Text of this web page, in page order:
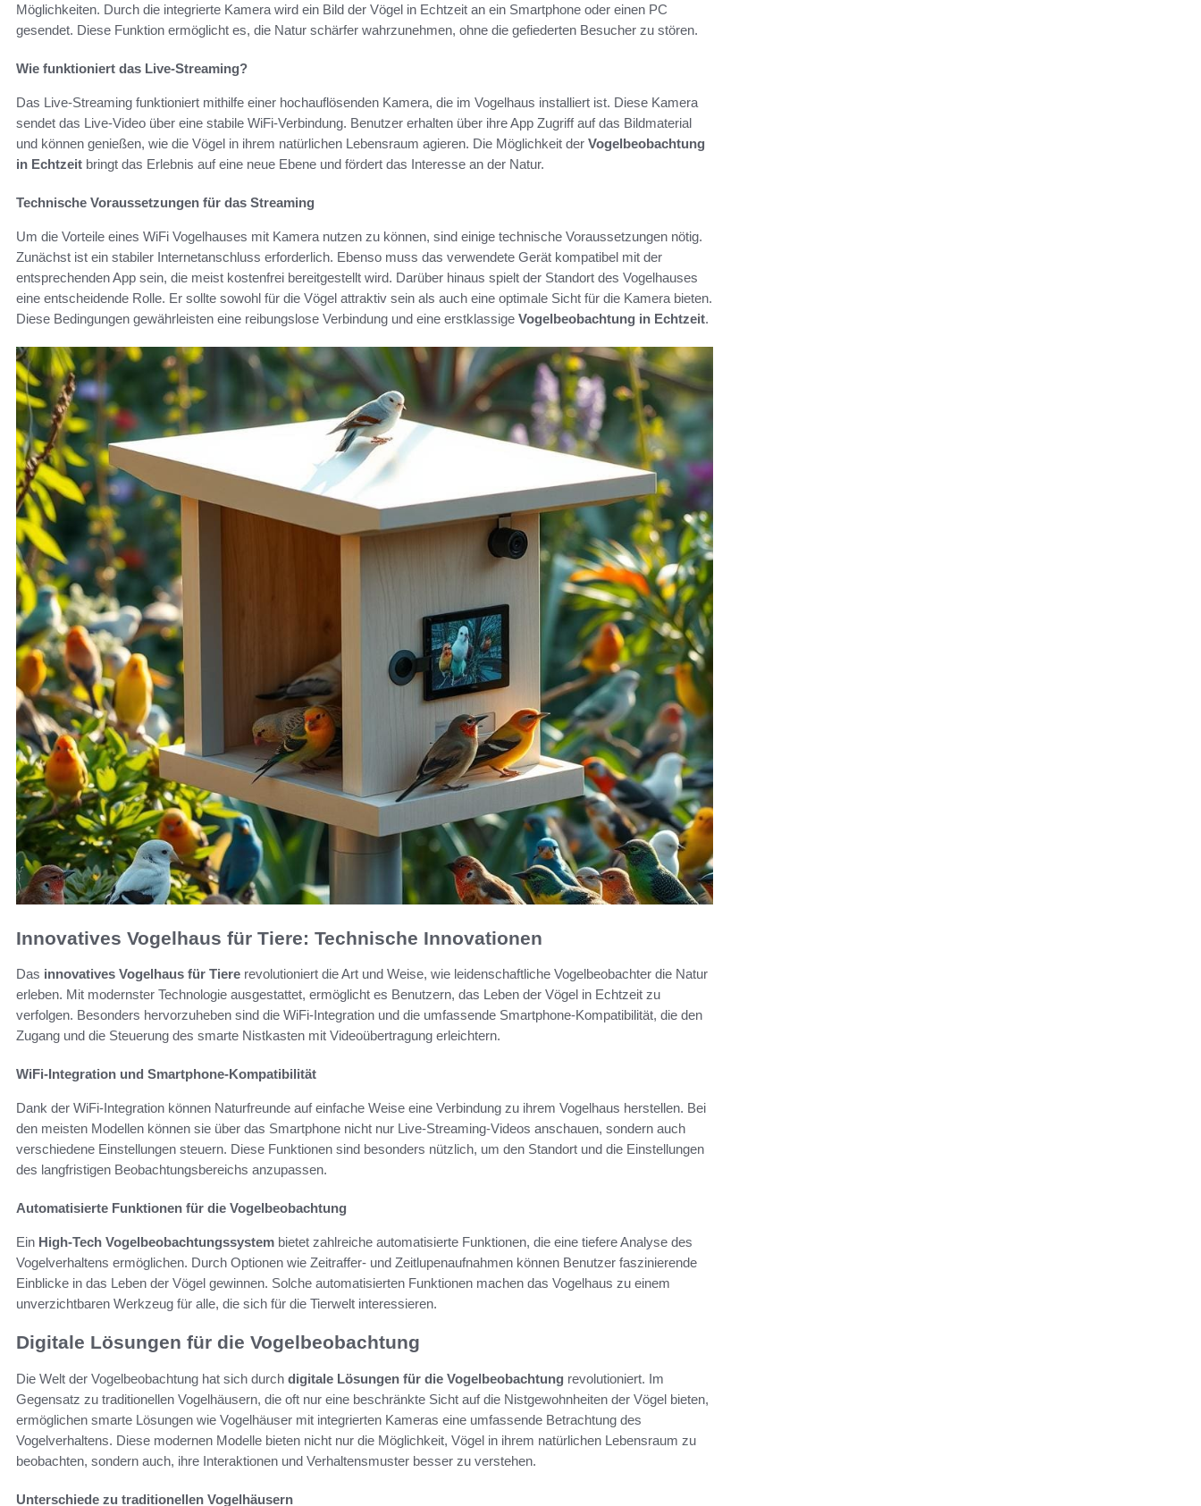
Möglichkeiten. Durch die integrierte Kamera wird ein Bild der Vögel in Echtzeit an ein Smartphone oder einen PC
gesendet. Diese Funktion ermöglicht es, die Natur schärfer wahrzunehmen, ohne die gefiederten Besucher zu stören.
Wie funktioniert das Live-Streaming?
Das Live-Streaming funktioniert mithilfe einer hochauflösenden Kamera, die im Vogelhaus installiert ist. Diese Kamera
sendet das Live-Video über eine stabile WiFi-Verbindung. Benutzer erhalten über ihre App Zugriff auf das Bildmaterial
und können genießen, wie die Vögel in ihrem natürlichen Lebensraum agieren. Die Möglichkeit der Vogelbeobachtung
in Echtzeit bringt das Erlebnis auf eine neue Ebene und fördert das Interesse an der Natur.
Technische Voraussetzungen für das Streaming
Um die Vorteile eines WiFi Vogelhauses mit Kamera nutzen zu können, sind einige technische Voraussetzungen nötig.
Zunächst ist ein stabiler Internetanschluss erforderlich. Ebenso muss das verwendete Gerät kompatibel mit der
entsprechenden App sein, die meist kostenfrei bereitgestellt wird. Darüber hinaus spielt der Standort des Vogelhauses
eine entscheidende Rolle. Er sollte sowohl für die Vögel attraktiv sein als auch eine optimale Sicht für die Kamera bieten.
Diese Bedingungen gewährleisten eine reibungslose Verbindung und eine erstklassige Vogelbeobachtung in Echtzeit.
Innovatives Vogelhaus für Tiere: Technische Innovationen
Das innovatives Vogelhaus für Tiere revolutioniert die Art und Weise, wie leidenschaftliche Vogelbeobachter die Natur
erleben. Mit modernster Technologie ausgestattet, ermöglicht es Benutzern, das Leben der Vögel in Echtzeit zu
verfolgen. Besonders hervorzuheben sind die WiFi-Integration und die umfassende Smartphone-Kompatibilität, die den
Zugang und die Steuerung des smarte Nistkasten mit Videoübertragung erleichtern.
WiFi-Integration und Smartphone-Kompatibilität
Dank der WiFi-Integration können Naturfreunde auf einfache Weise eine Verbindung zu ihrem Vogelhaus herstellen. Bei
den meisten Modellen können sie über das Smartphone nicht nur Live-Streaming-Videos anschauen, sondern auch
verschiedene Einstellungen steuern. Diese Funktionen sind besonders nützlich, um den Standort und die Einstellungen
des langfristigen Beobachtungsbereichs anzupassen.
Automatisierte Funktionen für die Vogelbeobachtung
Ein High-Tech Vogelbeobachtungssystem bietet zahlreiche automatisierte Funktionen, die eine tiefere Analyse des
Vogelverhaltens ermöglichen. Durch Optionen wie Zeitraffer- und Zeitlupenaufnahmen können Benutzer faszinierende
Einblicke in das Leben der Vögel gewinnen. Solche automatisierten Funktionen machen das Vogelhaus zu einem
unverzichtbaren Werkzeug für alle, die sich für die Tierwelt interessieren.
Digitale Lösungen für die Vogelbeobachtung
Die Welt der Vogelbeobachtung hat sich durch digitale Lösungen für die Vogelbeobachtung revolutioniert. Im
Gegensatz zu traditionellen Vogelhäusern, die oft nur eine beschränkte Sicht auf die Nistgewohnheiten der Vögel bieten,
ermöglichen smarte Lösungen wie Vogelhäuser mit integrierten Kameras eine umfassende Betrachtung des
Vogelverhaltens. Diese modernen Modelle bieten nicht nur die Möglichkeit, Vögel in ihrem natürlichen Lebensraum zu
beobachten, sondern auch, ihre Interaktionen und Verhaltensmuster besser zu verstehen.
Unterschiede zu traditionellen Vogelhäusern